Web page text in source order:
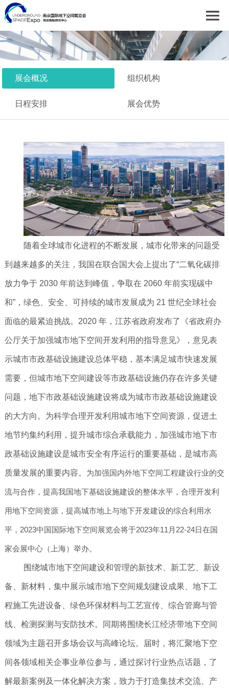
展会概况 组织机构
日程安排 展会优势
随着全球城市化进程的不断发展，城市化带来的问题受
到越来越多的关注，我国在联合国大会上提出了“二氧化碳排
放力争于 2030 年前达到峰值，争取在 2060 年前实现碳中
和”，绿色、安全、可持续的城市发展成为 21 世纪全球社会
面临的最紧迫挑战。2020 年，江苏省政府发布了《省政府办
公厅关于加强城市地下空间开发利用的指导意见》，意见表
示城市市政基础设施建设总体平稳，基本满足城市快速发展
需要，但城市地下空间建设等市政基础设施仍存在许多关键
问题，地下市政基础设施建设将成为城市市政基础设施建设
的大方向。为科学合理开发利用城市地下空间资源，促进土
地节约集约利用，提升城市综合承载能力，加强城市地下市
政基础设施建设是城市安全有序运行的重要基础，是城市高
质量发展的重要内容。 为加强国内外地下空间工程建设行业的交
流与合作，提高我国地下基础设施建设的整体水平，合理开发利
用地下空间资源，提高城市地上与地下开发建设的综合利用水
平，2023中国国际地下空间展览会将于2023年11月22-24日在国
家会展中心（上海）举办。
围绕城市地下空间建设和管理的新技术、新工艺、新设
备、新材料，集中展示城市地下空间规划建设成果、地下工
程施工先进设备、绿色环保材料与工艺宣传、综合管廊与管
线、检测探测与安防技术。同期将围绕长江经济带地下空间
领域为主题召开多场会议与高峰论坛。届时，将汇聚地下空
间各领域相关企事业单位参与，通过探讨行业热点话题，了
解最新案例及一体化解决方案，致力于打造集技术交流、产